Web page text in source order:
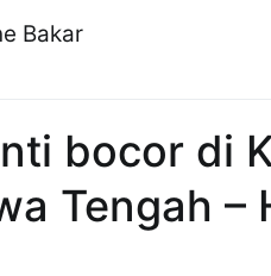
Bakar
bocor di
Tengah